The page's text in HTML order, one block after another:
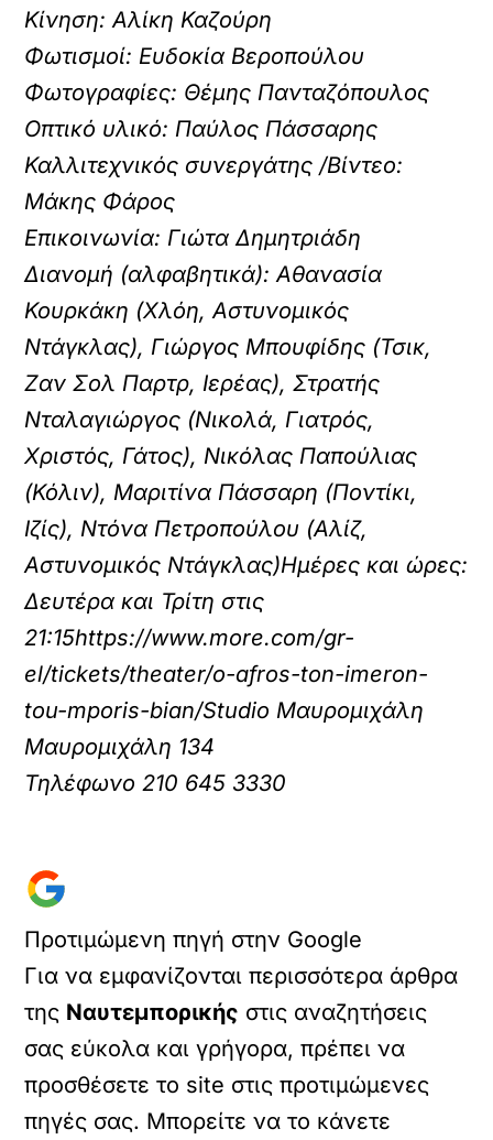
Κίνηση: Αλίκη Καζούρη
Φωτισμοί: Ευδοκία Βεροπούλου
Φωτογραφίες: Θέμης Πανταζόπουλος
Οπτικό υλικό: Παύλος Πάσσαρης
Καλλιτεχνικός συνεργάτης /Βίντεο:
Μάκης Φάρος
Επικοινωνία: Γιώτα Δημητριάδη
Διανομή (αλφαβητικά): Αθανασία
Κουρκάκη (Χλόη, Αστυνομικός
Ντάγκλας), Γιώργος Μπουφίδης (Τσικ,
Ζαν Σολ Παρτρ, Ιερέας), Στρατής
Νταλαγιώργος (Νικολά, Γιατρός,
Χριστός, Γάτος), Νικόλας Παπούλιας
(Κόλιν), Μαριτίνα Πάσσαρη (Ποντίκι,
Ιζίς), Ντόνα Πετροπούλου (Αλίζ,
Αστυνομικός Ντάγκλας)Ημέρες και ώρες:
Δευτέρα και Τρίτη στις
21:15https://www.more.com/gr-
el/tickets/theater/o-afros-ton-imeron-
tou-mporis-bian/Studio Μαυρομιχάλη
Μαυρομιχάλη 134
Τηλέφωνο 210 645 3330
Προτιμώμενη πηγή στην Google
Για να εμφανίζονται περισσότερα άρθρα
της Ναυτεμπορικής στις αναζητήσεις
σας εύκολα και γρήγορα, πρέπει να
προσθέσετε το site στις προτιμώμενες
πηγές σας. Μπορείτε να το κάνετε